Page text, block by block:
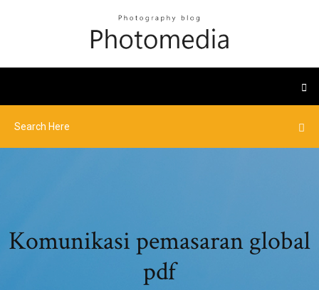
Komunikasi pemasaran global
pdf